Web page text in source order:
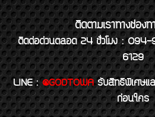
ติดตามเราทางช่องท
ติดต่อด่วนตลอด 24 ชั่วโมง :
6129
LINE : @GODTOWA รับสิทธิพิเศษแล
ก่อนใคร